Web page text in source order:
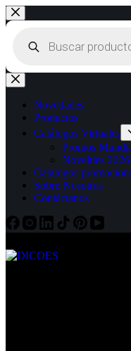
Novedades
Productos
Catálogos Virtuales
Promos
Novelties 2026
Catalogos
Sobre Nosotros
Contáctanos